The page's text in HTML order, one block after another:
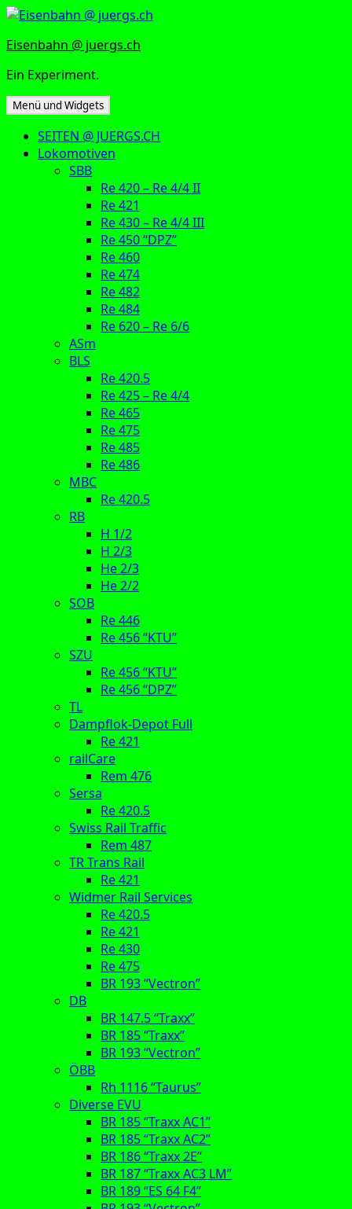
Zum
springen
Eisenbahn @ juergs.ch
Ein Experiment.
Menü und Widgets
SEITEN @ JUERGS.CH
Lokomotiven
SBB
Re 420 – Re 4/4 II
Re 421
Re 430 – Re 4/4 III
Re 450 “DPZ”
Re 460
Re 474
Re 482
Re 484
Re 620 – Re 6/6
ASm
BLS
Re 420.5
Re 425 – Re 4/4
Re 465
Re 475
Re 485
Re 486
MBC
Re 420.5
RB
H 1/2
H 2/3
He 2/3
He 2/2
SOB
Re 446
Re 456 “KTU”
SZU
Re 456 “KTU”
Re 456 “DPZ”
TL
Dampflok-Depot Full
Re 421
railCare
Rem 476
Sersa
Re 420.5
Swiss Rail Traffic
Rem 487
TR Trans Rail
Re 421
Widmer Rail Services
Re 420.5
Re 421
Re 430
Re 475
BR 193 “Vectron”
DB
BR 147.5 “Traxx”
BR 185 “Traxx”
BR 193 “Vectron”
ÖBB
Rh 1116 “Taurus”
Diverse EVU
BR 185 “Traxx AC1”
BR 185 “Traxx AC2”
BR 186 “Traxx 2E”
BR 187 “Traxx AC3 LM”
BR 189 “ES 64 F4”